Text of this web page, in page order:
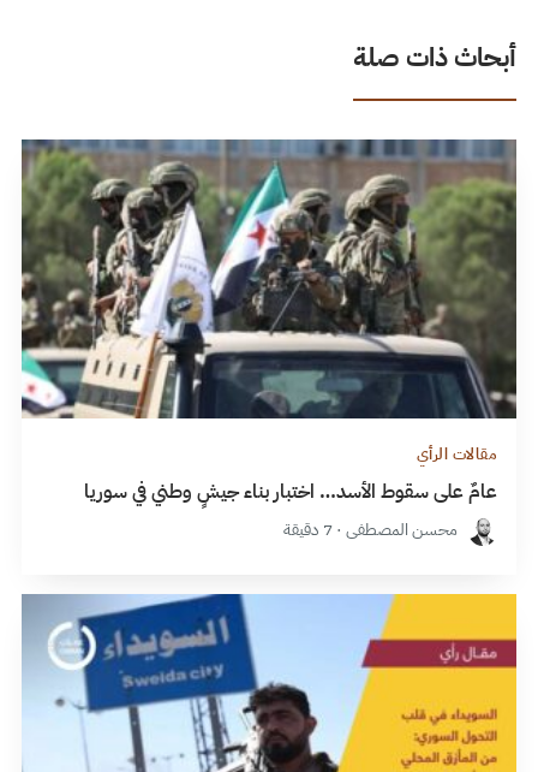
أبحاث ذات صلة
مقالات الرأي
عامٌ على سقوط الأسد… اختبار بناء جيشٍ وطني في سوريا
محسن المصطفى · 7 دقيقة